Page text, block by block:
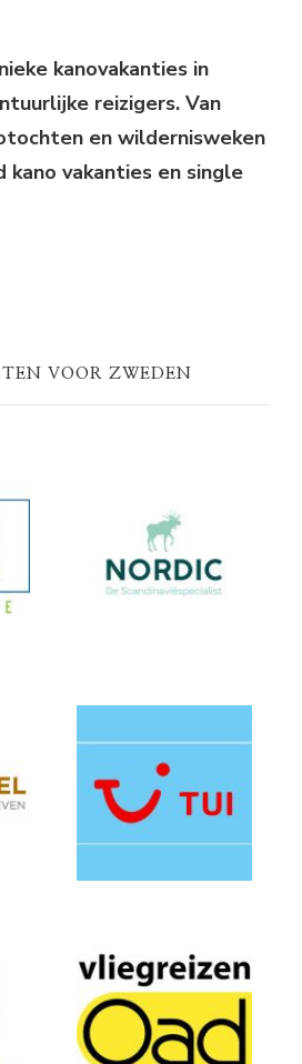
kanovakanties in
reizigers. Van
en wildernisweken
vakanties en single
VOOR ZWEDEN